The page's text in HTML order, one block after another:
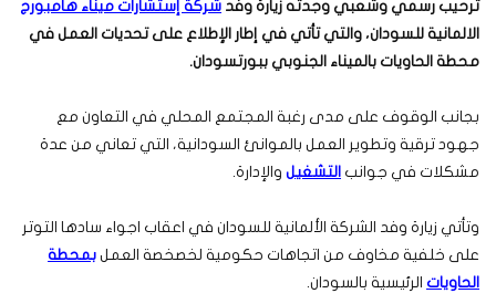
ترحيب رسمي وشعبي وجدته زيارة وفد شركة إستشارات ميناء هامبورج
الالمانية للسودان، والتي تأتي في إطار الإطلاع على تحديات العمل في
محطة الحاويات بالميناء الجنوبي ببورتسودان.
بجانب الوقوف على مدى رغبة المجتمع المحلي في التعاون مع
جهود ترقية وتطوير العمل بالموانئ السودانية، التي تعاني من عدة
مشكلات في جوانب التشغيل والإدارة.
وتأتي زيارة وفد الشركة الألمانية للسودان في اعقاب اجواء سادها التوتر
على خلفية مخاوف من اتجاهات حكومية لخصخصة العمل بمحطة
الحاويات الرئيسية بالسودان.